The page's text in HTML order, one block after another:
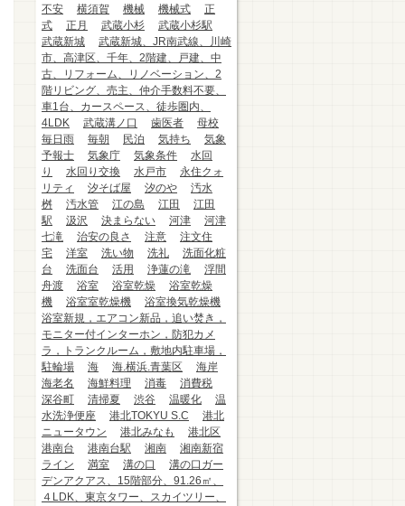
不安
横須賀 機械 機械式
正
式
正月 武蔵小杉
武蔵小杉駅
武蔵新城
武蔵新城、JR南武線、川崎
市、高津区、千年、2階建、戸建、中
古、リフォーム、リノベーション、2
階リビング、売主、仲介手数料不要、
車1台、カースペース、徒歩圏内、
4LDK
武蔵溝ノ口 歯医者
母校
毎日雨
毎朝 民泊 気持ち
気象
予報士
気象庁 気象条件
水回
り
水回り交換 水戸市
永住クォ
リティ
汐そば屋 汐のや
汚水
桝
汚水管 江の島 江田
江田
駅
汲沢 決まらない 河津
河津
七滝
治安の良さ 注意
注文住
宅
洋室 洗い物 洗礼
洗面化粧
台
洗面台 活用 浄蓮の滝
浮間
舟渡
浴室 浴室乾燥
浴室乾燥
機
浴室室乾燥機
浴室換気乾燥機
浴室新規，エアコン新品，追い焚き，
モニター付インターホン，防犯カメ
ラ，トランクルーム，敷地内駐車場，
駐輪場
海 海.横浜.青葉区
海岸
海老名
海鮮料理 消毒
消費税
深谷町
清掃夏 渋谷 温暖化
温
水洗浄便座
港北TOKYU S.C
港北
ニュータウン
港北みなも
港北区
港南台
港南台駅 湘南
湘南新宿
ライン
満室 溝の口
溝の口ガー
デンアクアス、15階部分、91.26㎡、
４LDK、東京タワー、スカイツリー、